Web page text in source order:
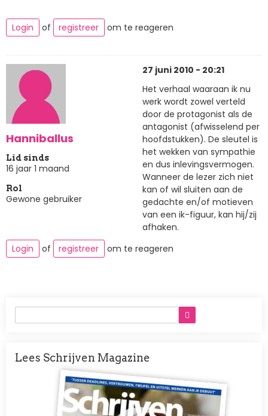
Login of registreer om te reageren
Hanniballus
Lid sinds
16 jaar 1 maand
Rol
Gewone gebruiker
27 juni 2010 - 20:21
Het verhaal waaraan ik nu
werk wordt zowel verteld
door de protagonist als de
antagonist (afwisselend per
hoofdstukken). De sleutel is
het wekken van sympathie
en dus inlevingsvermogen.
Wanneer de lezer zich niet
kan of wil sluiten aan de
gedachte en/of motieven
van een ik-figuur, kan hij/zij
afhaken.
Login
of registreer om te reageren
Lees Schrijven Magazine
Afbeelding